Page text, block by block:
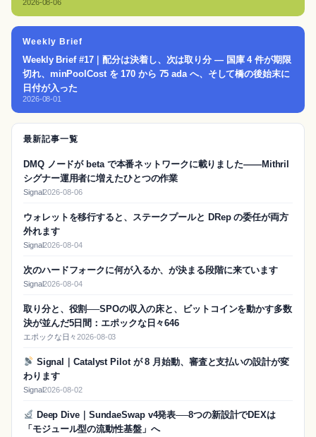
2026-08-06
Weekly Brief
Weekly Brief #17｜配分は決着し、次は取り分 — 国庫 4 件が期限
切れ、minPoolCost を 170 から 75 ada へ、そして橋の後始末に
日付が入った
2026-08-01
最新記事一覧
DMQ ノードが beta で本番ネットワークに載りました——Mithril
シグナー運用者に増えたひとつの作業
Signal2026-08-06
ウォレットを移行すると、ステークプールと DRep の委任が両方
外れます
Signal2026-08-04
次のハードフォークに何が入るか、が決まる段階に来ています
Signal2026-08-04
取り分と、役割──SPOの収入の床と、ビットコインを動かす多数
決が並んだ5日間：エポックな日々646
エポックな日々2026-08-03
Signal｜Catalyst Pilot が 8 月始動、審査と支払いの設計が変
わります
Signal2026-08-02
Deep Dive｜SundaeSwap v4発表──8つの新設計でDEXは
「モジュール型の流動性基盤」へ